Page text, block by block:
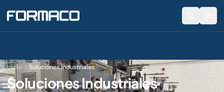
Inicio Soluciones Industriales
Soluciones Industriales